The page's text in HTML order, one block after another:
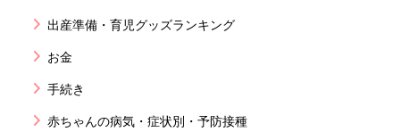
出産準備・育児グッズランキング
お金
手続き
赤ちゃんの病気・症状別・予防接種